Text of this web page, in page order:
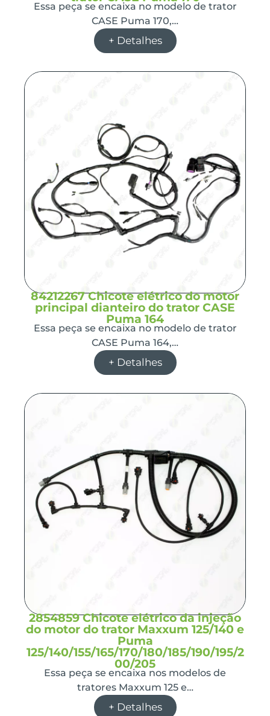
Essa peça se encaixa no modelo de trator
CASE Puma 170,…
+ Detalhes
84212267 Chicote elétrico do motor
principal dianteiro do trator CASE
Puma 164
Essa peça se encaixa no modelo de trator
CASE Puma 164,…
+ Detalhes
2854859 Chicote elétrico da injeção
do motor do trator Maxxum 125/140 e
Puma
125/140/155/165/170/180/185/190/195/2
00/205
Essa peça se encaixa nos modelos de
tratores Maxxum 125 e…
+ Detalhes